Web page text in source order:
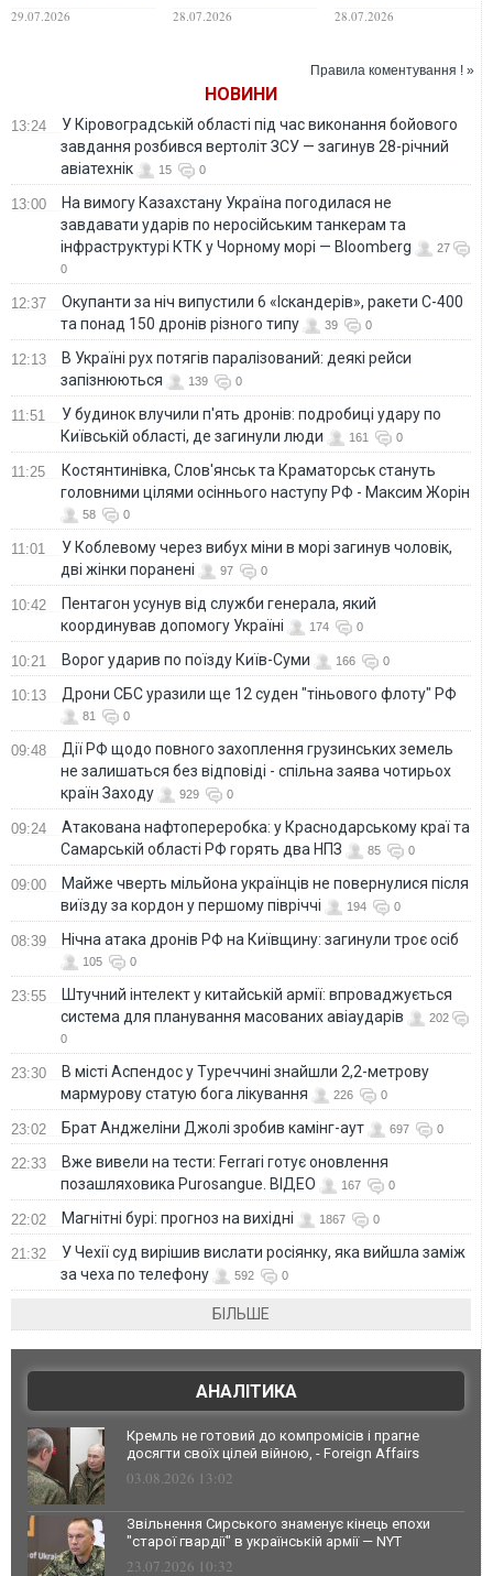
Центр протидії
29.07.2026
рублі, щоб було чим
28.07.2026
заради армії, - ЗМІ
28.07.2026
Правила коментування ! »
НОВИНИ
13:24
У Кіровоградській області під час виконання бойового
завдання розбився вертоліт ЗСУ — загинув 28-річний
авіатехнік
15 0
13:00
На вимогу Казахстану Україна погодилася не
завдавати ударів по неросійським танкерам та
інфраструктурі КТК у Чорному морі — Bloomberg
27
0
12:37
Окупанти за ніч випустили 6 «Іскандерів», ракети С-400
та понад 150 дронів різного типу
39 0
12:13
В Україні рух потягів паралізований: деякі рейси
запізнюються
139 0
11:51
У будинок влучили п'ять дронів: подробиці удару по
Київській області, де загинули люди
161 0
11:25
Костянтинівка, Слов'янськ та Краматорськ стануть
головними цілями осіннього наступу РФ - Максим Жорін
58 0
11:01
У Коблевому через вибух міни в морі загинув чоловік,
дві жінки поранені
97 0
10:42
Пентагон усунув від служби генерала, який
координував допомогу Україні
174 0
10:21 Ворог ударив по поїзду Київ-Суми 166 0
10:13 Дрони СБС уразили ще 12 суден "тіньового флоту" РФ
81 0
09:48
Дії РФ щодо повного захоплення грузинських земель
не залишаться без відповіді - спільна заява чотирьох
країн Заходу
929 0
09:24
Атакована нафтопереробка: у Краснодарському краї та
Самарській області РФ горять два НПЗ
85 0
09:00
Майже чверть мільйона українців не повернулися після
виїзду за кордон у першому півріччі
194 0
08:39 Нічна атака дронів РФ на Київщину: загинули троє осіб
105 0
23:55
Штучний інтелект у китайській армії: впроваджується
система для планування масованих авіаударів
202
0
23:30
В місті Аспендос у Туреччині знайшли 2,2-метрову
мармурову статую бога лікування
226 0
23:02 Брат Анджеліни Джолі зробив камінг-аут 697 0
22:33
Вже вивели на тести: Ferrari готує оновлення
позашляховика Purosangue. ВІДЕО
167 0
22:02 Магнітні бурі: прогноз на вихідні 1867 0
21:32
У Чехії суд вирішив вислати росіянку, яка вийшла заміж
за чеха по телефону
592 0
БІЛЬШЕ
АНАЛІТИКА
Кремль не готовий до компромісів і прагне
досягти своїх цілей війною, - Foreign Affairs
03.08.2026 13:02
Звільнення Сирського знаменує кінець епохи
"старої гвардії" в українській армії — NYT
23.07.2026 10:32